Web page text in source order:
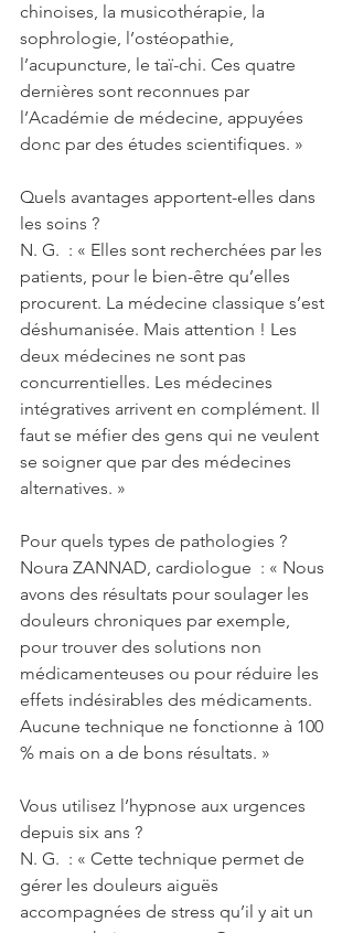
chinoises, la musicothérapie, la
sophrologie, l’ostéopathie,
l’acupuncture, le taï-chi. Ces quatre
dernières sont reconnues par
l’Académie de médecine, appuyées
donc par des études scientifiques. »
Quels avantages apportent-elles dans
les soins ?
N. G.  : « Elles sont recherchées par les
patients, pour le bien-être qu’elles
procurent. La médecine classique s’est
déshumanisée. Mais attention ! Les
deux médecines ne sont pas
concurrentielles. Les médecines
intégratives arrivent en complément. Il
faut se méfier des gens qui ne veulent
se soigner que par des médecines
alternatives. »
Pour quels types de pathologies ?
Noura ZANNAD, cardiologue  : « Nous
avons des résultats pour soulager les
douleurs chroniques par exemple,
pour trouver des solutions non
médicamenteuses ou pour réduire les
effets indésirables des médicaments.
Aucune technique ne fonctionne à 100
% mais on a de bons résultats. »
Vous utilisez l’hypnose aux urgences
depuis six ans ?
N. G.  : « Cette technique permet de
gérer les douleurs aiguës
accompagnées de stress qu’il y ait un